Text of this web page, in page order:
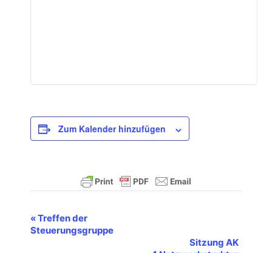
Zum Kalender hinzufügen
V
e
«Treffen der
Steuerungsgruppe
Sitzung AK